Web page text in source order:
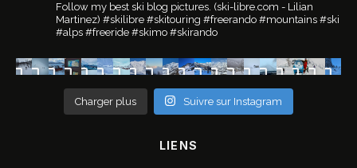
Follow my best ski blog pictures. (ski-libre.com - Lilian
Martinez) #skilibre #skitouring #freerando #mountains #ski
#alps #freeride #skimo #skirando
Charger plus Suivre sur Instagram
LIENS